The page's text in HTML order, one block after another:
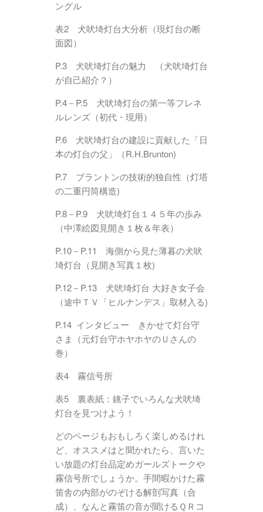
ングル
表2 犬吠埼灯台大分析（現灯台の断
面図）
P.3 犬吠埼灯台の魅力 （犬吠埼灯台
が自己紹介？）
P.4－P.5 犬吠埼灯台の第一等フレネ
ルレンズ（初代・現用）
P.6 犬吠埼灯台の建設に貢献した「日
本の灯台の父」（R.H.Brunton)
P.7 ブラントンの技術的独自性（灯塔
の二重円筒構造)
P.8－P.9 犬吠埼灯台１４５年の歩み
（中澤絵図見開き１枚＆年表）
P.10－P.11 海側から見た薄暮の犬吠
埼灯台（見開き写真１枚)
P.12－P.13 犬吠埼灯台 大好き女子会
（途中ＴＶ「ヒルナンデス」取材入る)
P.14 インタビュー きかせて灯台守
さま（元灯台守ホヤホヤのＵさんの
巻）
表4 霧信号所
表5 裏表紙：銚子でいろんな犬吠埼
灯台を見つけよう！
どのページもおもしろく楽しめるけれ
ど、オススメはと聞かれたら、言いた
い放題の灯台品定めガールズトークや
霧信号所でしょうか。手間暇かけた霧
笛舎の内部がのぞける解剖写真（合
成）、なんと霧笛の音が聞けるＱＲコ